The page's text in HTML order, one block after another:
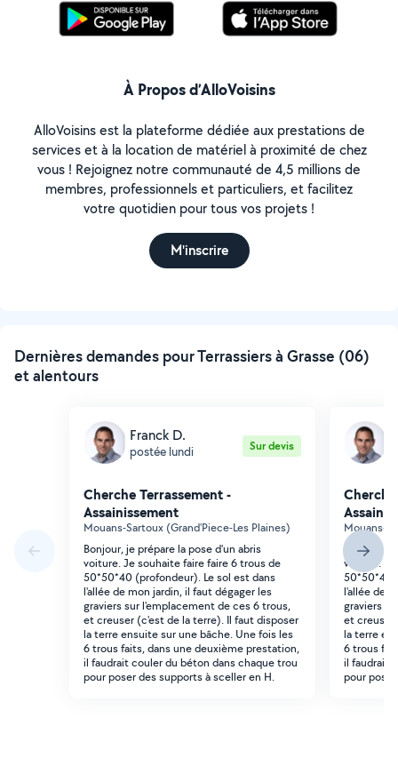
À Propos d’AlloVoisins
AlloVoisins est la plateforme dédiée aux prestations de
services et à la location de matériel à proximité de chez
vous ! Rejoignez notre communauté de 4,5 millions de
membres, professionnels et particuliers, et facilitez
votre quotidien pour tous vos projets !
M'inscrire
Dernières demandes pour Terrassiers à Grasse (06)
et alentours
Franck D.
postée lundi Sur devis
Cherche Terrassement -
Assainissement
Mouans-Sartoux (Grand'Piece-Les Plaines)
Bonjour, je prépare la pose d'un abris
voiture. Je souhaite faire faire 6 trous de
50*50*40 (profondeur). Le sol est dans
l'allée de mon jardin, il faut dégager les
graviers sur l'emplacement de ces 6 trous,
et creuser (c'est de la terre). Il faut disposer
la terre ensuite sur une bâche. Une fois les
6 trous faits, dans une deuxième prestation,
il faudrait couler du béton dans chaque trou
pour poser des supports à sceller en H.
Mouans-
Bonjour,
voiture.
50*50*40
l'allée de
graviers
et creuser
la terre
6 trous
il faudrait
pour